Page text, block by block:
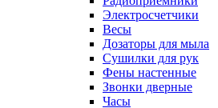
Электросчетчики
Весы
Дозаторы для мыла
Сушилки для рук
Фены настенные
Звонки дверные
Часы